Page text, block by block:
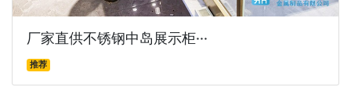
厂家直供不锈钢中岛展示柜···
推荐